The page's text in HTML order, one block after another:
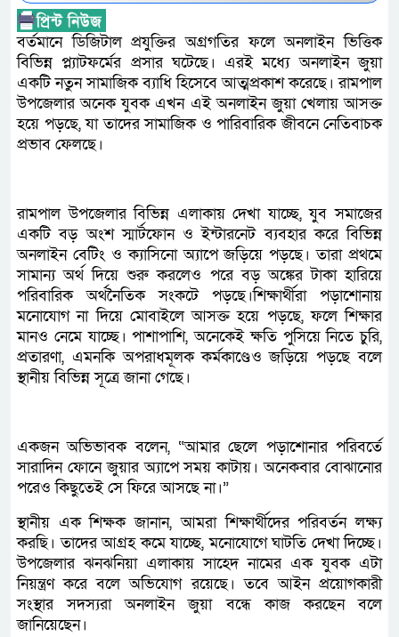
বর্তমানে ডিজিটাল প্রযুক্তির অগ্রগতির ফলে অনলাইন ভিত্তিক
বিভিন্ন প্ল্যাটফর্মের প্রসার ঘটেছে। এরই মধ্যে অনলাইন জুয়া
একটি নতুন সামাজিক ব্যাধি হিসেবে আত্মপ্রকাশ করেছে। রামপাল
উপজেলার অনেক যুবক এখন এই অনলাইন জুয়া খেলায় আসক্ত
হয়ে পড়ছে, যা তাদের সামাজিক ও পারিবারিক জীবনে নেতিবাচক
প্রভাব ফেলছে।
রামপাল উপজেলার বিভিন্ন এলাকায় দেখা যাচ্ছে, যুব সমাজের
একটি বড় অংশ স্মার্টফোন ও ইন্টারনেট ব্যবহার করে বিভিন্ন
অনলাইন বেটিং ও ক্যাসিনো অ্যাপে জড়িয়ে পড়ছে। তারা প্রথমে
সামান্য অর্থ দিয়ে শুরু করলেও পরে বড় অঙ্কের টাকা হারিয়ে
পরিবারিক অর্থনৈতিক সংকটে পড়ছে।শিক্ষার্থীরা পড়াশোনায়
মনোযোগ না দিয়ে মোবাইলে আসক্ত হয়ে পড়ছে, ফলে শিক্ষার
মানও নেমে যাচ্ছে। পাশাপাশি, অনেকেই ক্ষতি পুসিয়ে নিতে চুরি,
প্রতারণা, এমনকি অপরাধমূলক কর্মকাণ্ডেও জড়িয়ে পড়ছে বলে
স্থানীয় বিভিন্ন সূত্রে জানা গেছে।
একজন অভিভাবক বলেন, “আমার ছেলে পড়াশোনার পরিবর্তে
সারাদিন ফোনে জুয়ার অ্যাপে সময় কাটায়। অনেকবার বোঝানোর
পরেও কিছুতেই সে ফিরে আসছে না।”
স্থানীয় এক শিক্ষক জানান, আমরা শিক্ষার্থীদের পরিবর্তন লক্ষ্য
করছি। তাদের আগ্রহ কমে যাচ্ছে, মনোযোগে ঘাটতি দেখা দিচ্ছে।
উপজেলার ঝনঝনিয়া এলাকায় সাহেদ নামের এক যুবক এটা
নিয়ন্ত্রণ করে বলে অভিযোগ রয়েছে। তবে আইন প্রয়োগকারী
সংস্থার সদস্যরা অনলাইন জুয়া বন্ধে কাজ করছেন বলে
জানিয়েছেন।